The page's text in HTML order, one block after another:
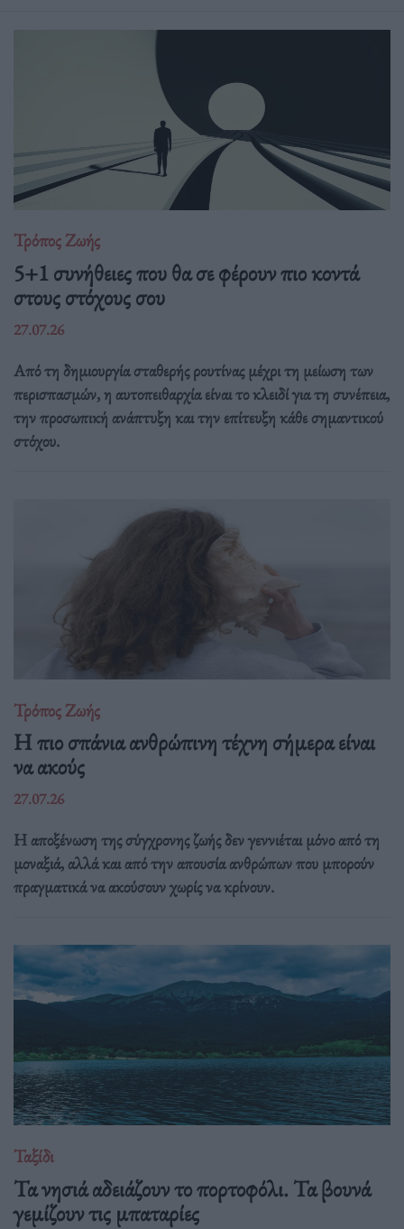
Τρόπος Ζωής
5+1 συνήθειες που θα σε φέρουν πιο κοντά
στους στόχους σου
27.07.26
Από τη δημιουργία σταθερής ρουτίνας μέχρι τη μείωση των
περισπασμών, η αυτοπειθαρχία είναι το κλειδί για τη συνέπεια,
την προσωπική ανάπτυξη και την επίτευξη κάθε σημαντικού
στόχου.
Τρόπος Ζωής
Η πιο σπάνια ανθρώπινη τέχνη σήμερα είναι
να ακούς
27.07.26
Η αποξένωση της σύγχρονης ζωής δεν γεννιέται μόνο από τη
μοναξιά, αλλά και από την απουσία ανθρώπων που μπορούν
πραγματικά να ακούσουν χωρίς να κρίνουν.
Ταξίδι
Τα νησιά αδειάζουν το πορτοφόλι. Τα βουνά
γεμίζουν τις μπαταρίες